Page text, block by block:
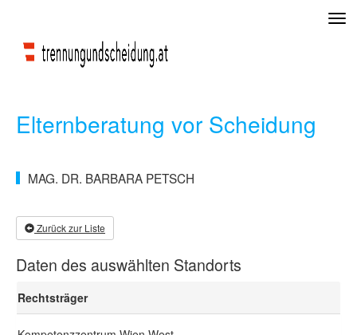
Elternberatung vor Scheidung
MAG. DR. BARBARA PETSCH
Zurück zur Liste
Daten des auswählten Standorts
Rechtsträger